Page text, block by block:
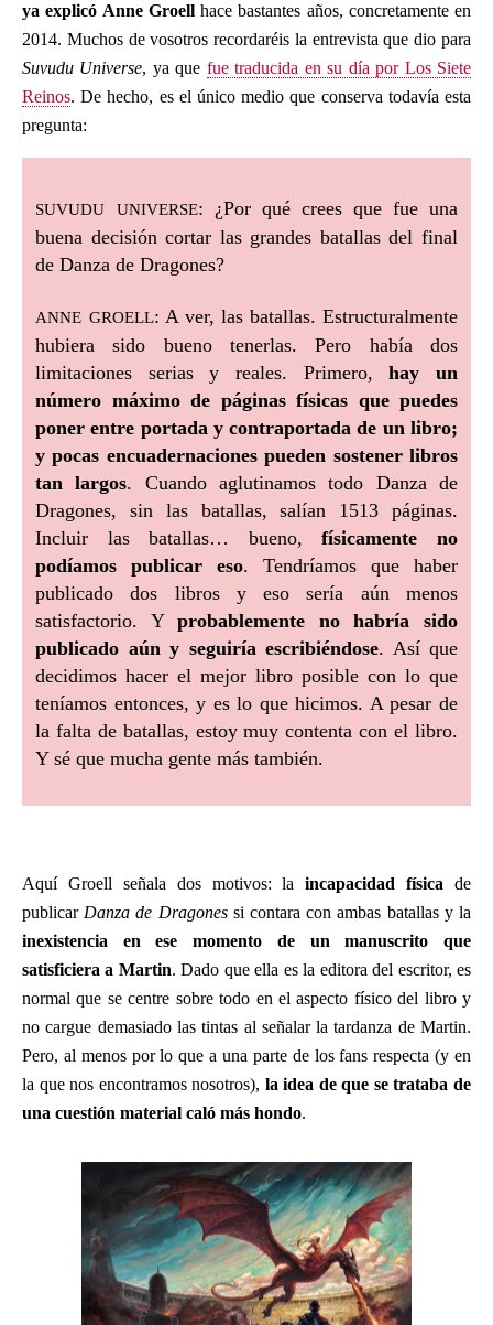
ya explicó Anne Groellhace bastantes años, concretamente en
2014. Muchos de vosotros recordaréis la entrevista que dio para
Suvudu Universe, ya que fue traducida en su día por Los Siete
Reinos. De hecho, es el único medio que conserva todavía esta
pregunta:
suvudu universe: ¿Por qué crees que fue una
buena decisión cortar las grandes batallas del final
de Danza de Dragones?
anne groell: A ver, las batallas. Estructuralmente
hubiera sido bueno tenerlas. Pero había dos
limitaciones serias y reales. Primero,hay un
número máximo de páginas físicas que puedes
poner entre portada y contraportada de un libro;
y pocas encuadernaciones pueden sostener libros
tan largos. Cuando aglutinamos todo Danza de
Dragones, sin las batallas, salían 1513 páginas.
Incluir las batallas… bueno,físicamente no
podíamos publicar eso. Tendríamos que haber
publicado dos libros y eso sería aún menos
satisfactorio. Yprobablemente no habría sido
publicado aún y seguiría escribiéndose. Así que
decidimos hacer el mejor libro posible con lo que
teníamos entonces, y es lo que hicimos. A pesar de
la falta de batallas, estoy muy contenta con el libro.
Y sé que mucha gente más también.
Aquí Groell señala dos motivos: laincapacidad física de
publicar Danza de Dragonessi contara con ambas batallas y la
inexistencia en ese momento de un manuscrito que
satisficiera a Martin. Dado que ella es la editora del escritor, es
normal que se centre sobre todo en el aspecto físico del libro y
no cargue demasiado las tintas al señalar la tardanza de Martin.
Pero, al menos por lo que a una parte de los fans respecta (y en
la que nos encontramos nosotros), la idea de que se trataba de
una cuestión material caló más hondo.